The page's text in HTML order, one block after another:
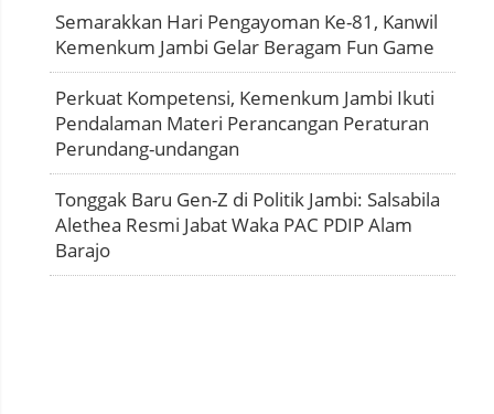
Semarakkan Hari Pengayoman Ke-81, Kanwil
Kemenkum Jambi Gelar Beragam Fun Game
Perkuat Kompetensi, Kemenkum Jambi Ikuti
Pendalaman Materi Perancangan Peraturan
Perundang-undangan
Tonggak Baru Gen-Z di Politik Jambi: Salsabila
Alethea Resmi Jabat Waka PAC PDIP Alam
Barajo